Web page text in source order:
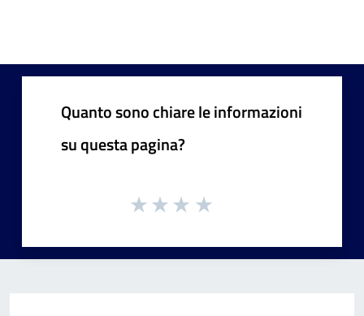
Quanto sono chiare le informazioni
su questa pagina?